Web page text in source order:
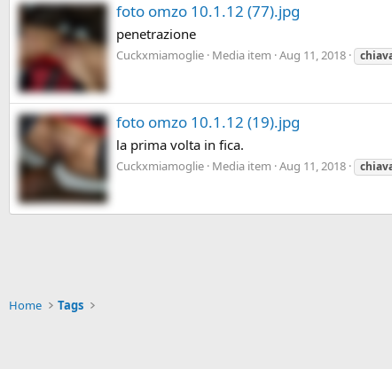
foto omzo 10.1.12 (77).jpg
penetrazione
Cuckxmiamoglie Media item Aug 11, 2018
foto omzo 10.1.12 (19).jpg
la prima volta in fica.
Cuckxmiamoglie Media item Aug 11, 2018
Home Tags